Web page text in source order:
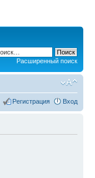
Расширенный поиск
Регистрация Вход